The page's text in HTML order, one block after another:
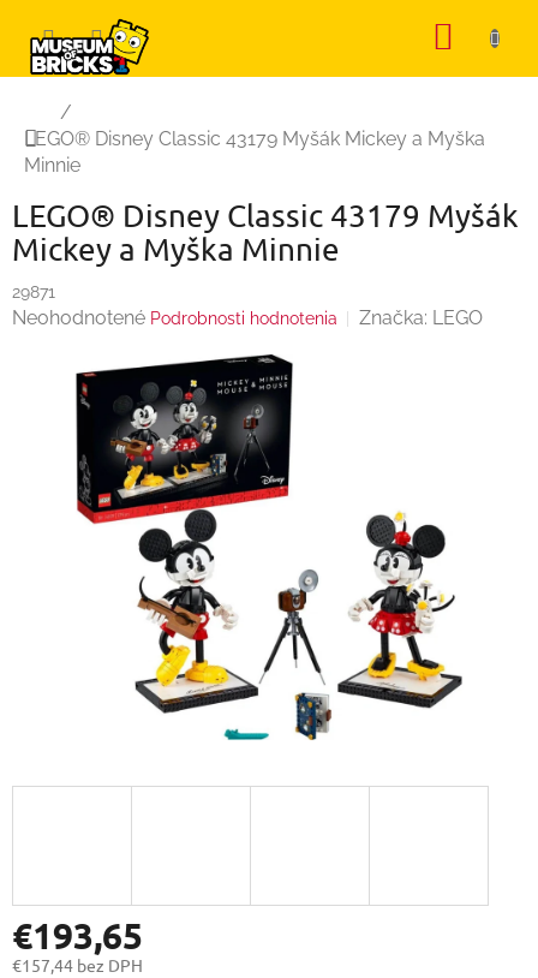
obsah
Domov
/
LEGO® Disney Classic 43179 Myšák Mickey a Myška
Minnie
LEGO® Disney Classic 43179 Myšák
Mickey a Myška Minnie
29871
Priemerné
produktu
hviezdičiek.
Neohodnotené Podrobnosti hodnotenia Značka: LEGO
€193,65
€157,44 bez DPH